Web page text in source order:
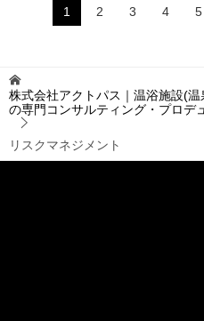
1 2 3 4 5
株式会社アクトパス｜温浴施設(
の専門コンサルティング・プロデ
リスクマネジメント